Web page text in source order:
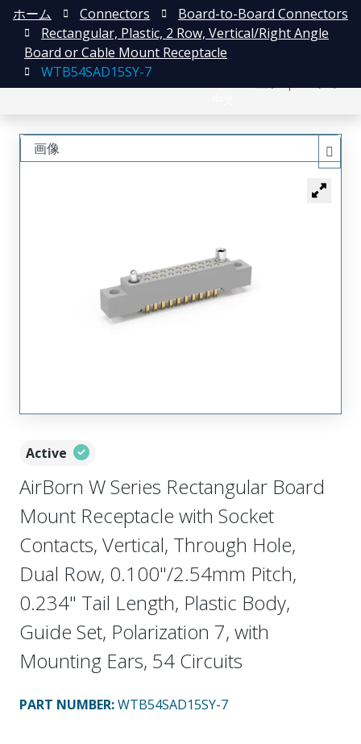
ホーム Connectors
Board-to-Board Connectors
Rectangular, Plastic, 2 Row, Vertical/Right Angle
Board or Cable Mount Receptacle
WTB54SAD15SY-7
Active
AirBorn W Series Rectangular Board
Mount Receptacle with Socket
Contacts, Vertical, Through Hole,
Dual Row, 0.100"/2.54mm Pitch,
0.234" Tail Length, Plastic Body,
Guide Set, Polarization 7, with
Mounting Ears, 54 Circuits
PART NUMBER:WTB54SAD15SY-7
画像